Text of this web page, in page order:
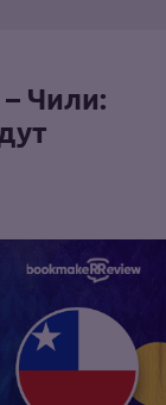
Чили: